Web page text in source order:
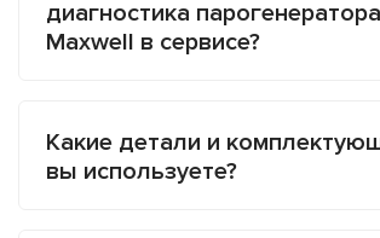
диагностика парогенератора
Maxwell в сервисе?
Какие детали и
вы используете?